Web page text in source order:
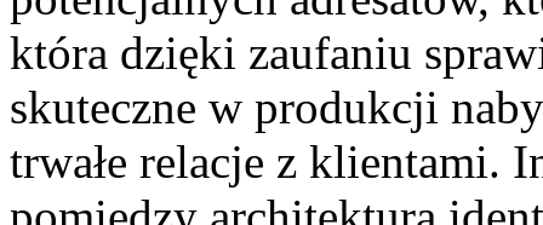
która dzięki zaufaniu
skuteczne w produkcji
trwałe relacje z klientami.